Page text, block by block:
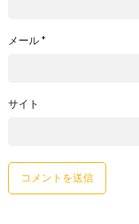
メール*
サイト